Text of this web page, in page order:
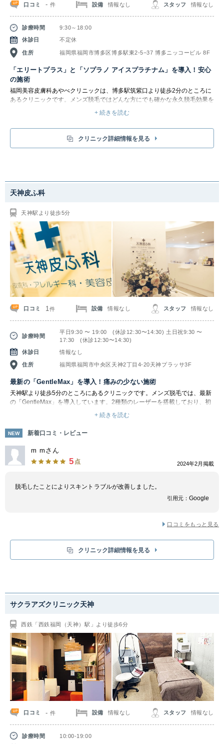
口コミ -件 設備 情報なし スタッフ 情報なし
診療時間
9:30～18:00
休診日
不定休
住所 福岡県福岡市博多区博多駅東2-5−37 博多ニッコービル 8F
「エリートプラス」と「ソプラノ アイスプラチナム」を導入！安心
の施術
福岡美容皮膚科あやべクリニックは、博多駅筑紫口より徒歩2分のところに
あるクリニックです。メンズ脱毛ではどんな方にでも確かな永久脱毛効果を
実現できるよう、2つの脱毛機器で3タイプのレーザーを用意しています。
最大限の効果を出すことを重視し、脱毛機器を使い分けて丁寧に施術してく
れます。
まず「エリートプラス」は日本人のメラニン色素に反応しやすいアレキサン
間で行えます。また－30℃のガスを噴射する冷却装置クライオエアーで、
照射時の痛み・肌へのダメージを最小限に抑えられるのが魅力です。
シリーズの最上位モデルです。ハンドピースでレーザーを繰り返し照射し、
皮下に熱を蓄えることで、毛を作る細胞を破壊します。蓄熱式脱毛は、単発
式と比べて痛みが格段に少ない、スピーディーに照射できる、打ち漏れ・照
射ムラが少ない、肌色を問わず脱毛できるのが魅力です。ソプラノシリーズ
の中でもアイスプラチナムだけの特長が、脱毛に使われる3波長のすべての
レーザーを同時に照射できる点です。そのため、太く濃いムダ毛はもちろん
のこと、従来のレーザーでは脱毛しにくかった産毛にも高い効果を発揮しま
す。また、レーザーが原因で逆に毛が濃くなる「硬毛化」のリスクが低いこ
とも特長です。
どちらの脱毛機を使用するかは、お客様一人ひとりの肌質やご希望に合わせ
て提案してもらえます。
+ 続きを読む
クリニック詳細情報を見る
天神皮ふ科
天神駅より徒歩5分
口コミ 1 件 設備 情報なし スタッフ 情報なし
診療時間
平日9:30 〜 19:00 (休診12:30〜14:30) 土日祝9:30 〜
17:30 (休診12:30〜14:30)
休診日
情報なし
住所 福岡県福岡市中央区天神2丁目4-20天神プラッサ3F
最新の「GentleMax」を導入！痛みの少ない施術
天神駅より徒歩5分のところにあるクリニックです。メンズ脱毛では、最新
の「GentleMax」を導入しています。2種類のレーザーを搭載しており、初
めての脱⽑や普通の⽑には⽇本⼈の肌に最適な「アレキサンドレーザー」
と、ビキニラインや男性の濃いヒゲなどの太い⽑に向いている「ヤグレーザ
ー」を使い分けているのが特徴です。負担をかけずに、お肌の状態に合わせ
て脱⽑を⾏います。どちらを使用するかはお肌の状態を見て判断してもらえ
るため、ぜひお気軽に相談してみましょう。
施術の際にはレーザー照射の直前にマイナス26度の冷却ガスを噴射し肌を
守るので、痛みが軽減されます。また、レーザーが⽑⽳を引き締めるので、
護師が施術を行っており、信頼性が高いのも人気のポイントです。日々、患
同士で定期的に勉強会を開催し、患者様のご希望に添えるよう常に努めてい
+ 続きを読む
NEW 新着口コミ・レビュー
m mさん
5 点 2024年2月掲載
脱毛したことによりスキントラブルが改善しました。
引用元： Google
口コミをもっと見る
クリニック詳細情報を見る
サクラアズクリニック天神
西鉄「西鉄福岡（天神）駅」より徒歩6分
口コミ -件 設備 情報なし スタッフ 情報なし
診療時間
10:00-19:00